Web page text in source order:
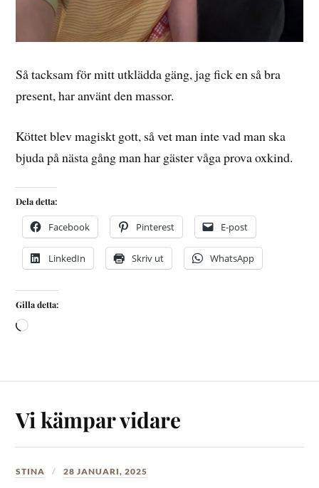
Så tacksam för mitt utklädda gäng, jag fick en så bra
present, har använt den massor.
Köttet blev magiskt gott, så vet man inte vad man ska
bjuda på nästa gång man har gäster våga prova oxkind.
Dela detta:
Facebook Pinterest E-post
LinkedIn Skriv ut WhatsApp
Gilla detta:
Vi kämpar vidare
STINA 28 JANUARI, 2025